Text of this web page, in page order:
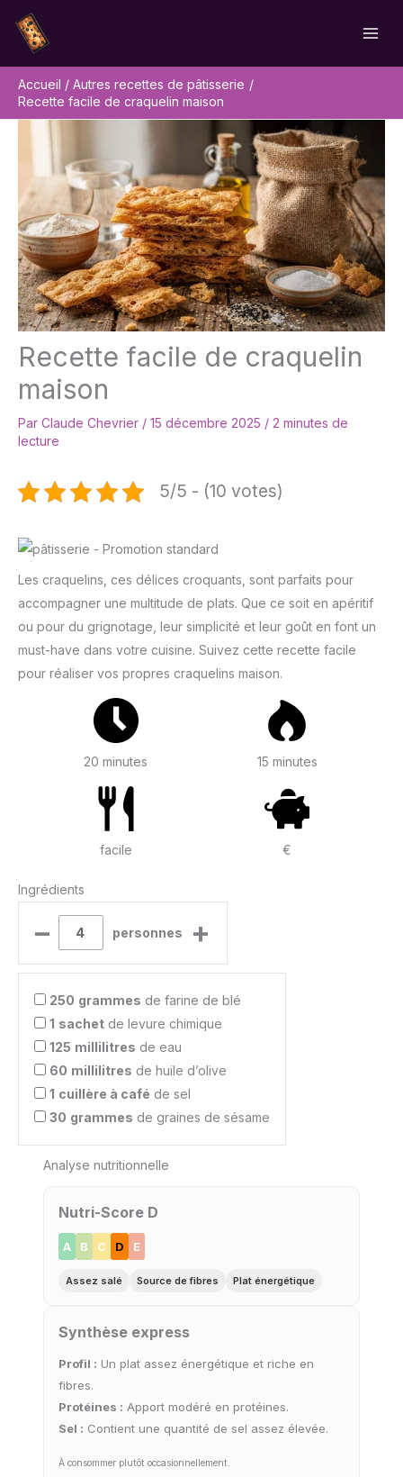
contenu
Accueil
Autres recettes de pâtisserie
Recette facile de craquelin maison
Recette facile de craquelin
maison
Par Claude Chevrier / 15 décembre 2025 / 2 minutes de
lecture
5/5 - (10 votes)
Les craquelins, ces délices croquants, sont parfaits pour
accompagner une multitude de plats. Que ce soit en apéritif
ou pour du grignotage, leur simplicité et leur goût en font un
must-have dans votre cuisine. Suivez cette recette facile
pour réaliser vos propres craquelins maison.
20 minutes 15 minutes
facile €
Ingrédients
– personnes +
250 grammes de farine de blé
1 sachet de levure chimique
125 millilitres de eau
60 millilitres de huile d’olive
1 cuillère à café de sel
30 grammes de graines de sésame
Analyse nutritionnelle
Nutri-Score D
A B C D E
Assez salé Source de fibres Plat énergétique
Synthèse express
Profil : Un plat assez énergétique et riche en
fibres.
Protéines : Apport modéré en protéines.
Sel : Contient une quantité de sel assez élevée.
À consommer plutôt occasionnellement.
Rechercher